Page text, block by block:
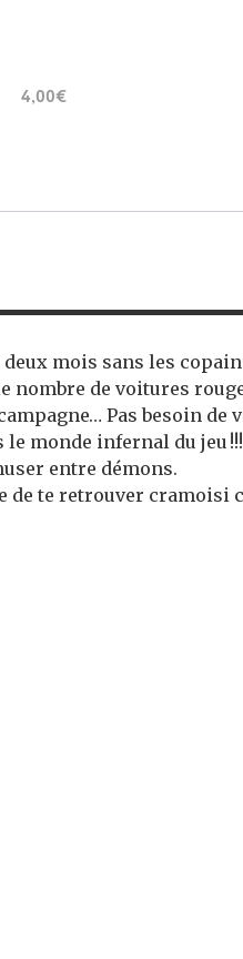
4,00€
mois sans les
nombre de voitures
Pas besoin
monde infernal du jeu !!!
entre démons.
de te retrouver